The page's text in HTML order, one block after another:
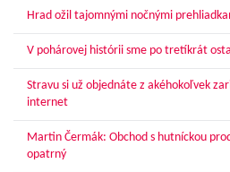
Hrad ožil tajomnými nočnými
V pohárovej histórii sme po tretíkrát
Stravu si už objednáte z akéhokoľvek
internet
Martin Čermák: Obchod s hutníckou
opatrný